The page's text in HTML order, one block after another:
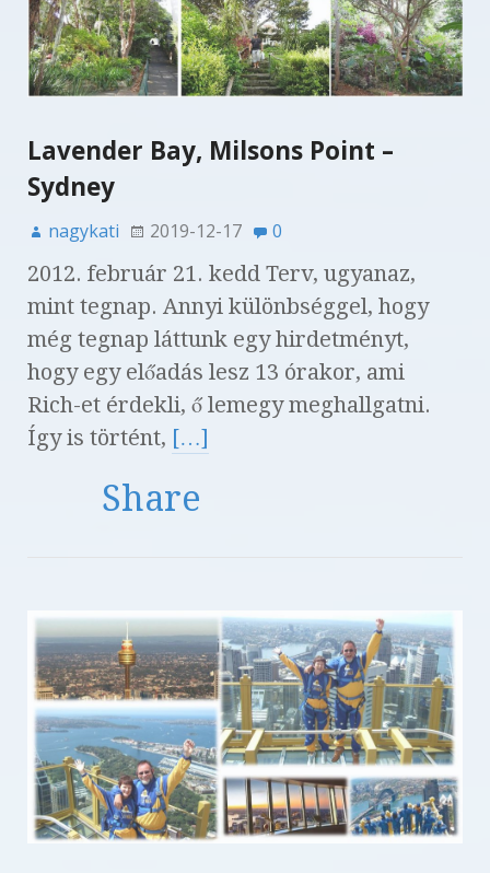
Lavender Bay, Milsons Point –
Sydney
nagykati 2019-12-17 0
2012. február 21. kedd Terv, ugyanaz,
mint tegnap. Annyi különbséggel, hogy
még tegnap láttunk egy hirdetményt,
hogy egy előadás lesz 13 órakor, ami
Rich-et érdekli, ő lemegy meghallgatni.
Így is történt, […]
Share